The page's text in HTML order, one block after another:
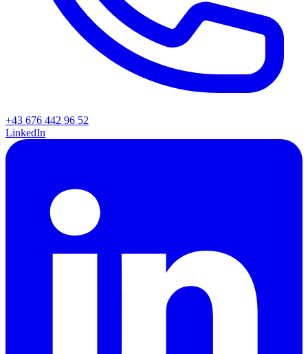
+43 676 442 96 52
LinkedIn